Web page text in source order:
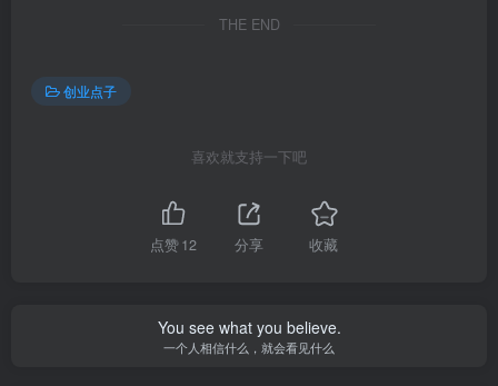
THE END
创业点子
喜欢就支持一下吧
点赞12 分享 收藏
You see what you believe.
一个人相信什么，就会看见什么